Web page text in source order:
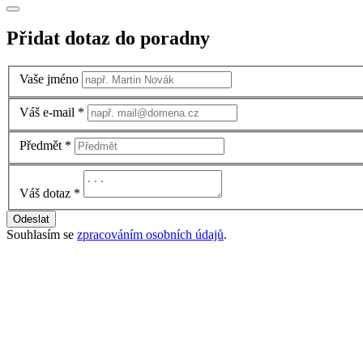
Přidat dotaz do poradny
Vaše jméno
Váš e-mail *
Předmět *
Váš dotaz *
Odeslat
Souhlasím se zpracováním osobních údajů.